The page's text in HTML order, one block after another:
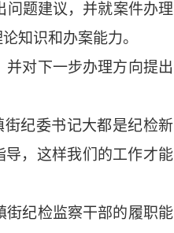
问题建议，并就案件办理
知识和办案能力。
对下一步办理方向提出
纪委书记大都是纪检新
导，这样我们的工作才能
街纪检监察干部的履职能